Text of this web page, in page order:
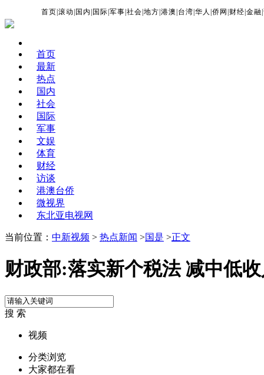
首页 |滚动 国内 国际 |军事 |社会 |地方 |港澳 台湾 |华人 |侨网 财经 |金融 |
首页
最新
热点
国内
社会
国际
军事
文娱
体育
财经
访谈
港澳台侨
微视界
东北亚电视网
当前位置： 中新视频 > 热点新闻 >国是 >正文
财政部:落实新个税法 减中低
搜 索
视频
分类浏览
大家都在看